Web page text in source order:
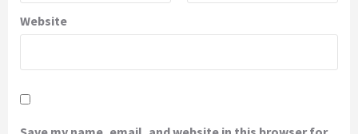
Website